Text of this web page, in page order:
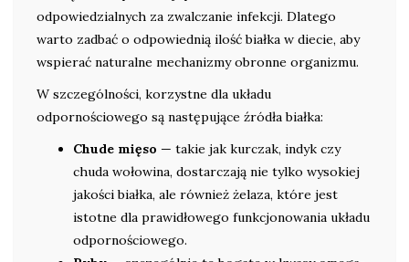
odpowiedzialnych za zwalczanie infekcji. Dlatego
warto zadbać o odpowiednią ilość białka w diecie, aby
wspierać naturalne mechanizmy obronne organizmu.
W szczególności, korzystne dla układu
odpornościowego są następujące źródła białka:
Chude mięso — takie jak kurczak, indyk czy
chuda wołowina, dostarczają nie tylko wysokiej
jakości białka, ale również żelaza, które jest
istotne dla prawidłowego funkcjonowania układu
odpornościowego.